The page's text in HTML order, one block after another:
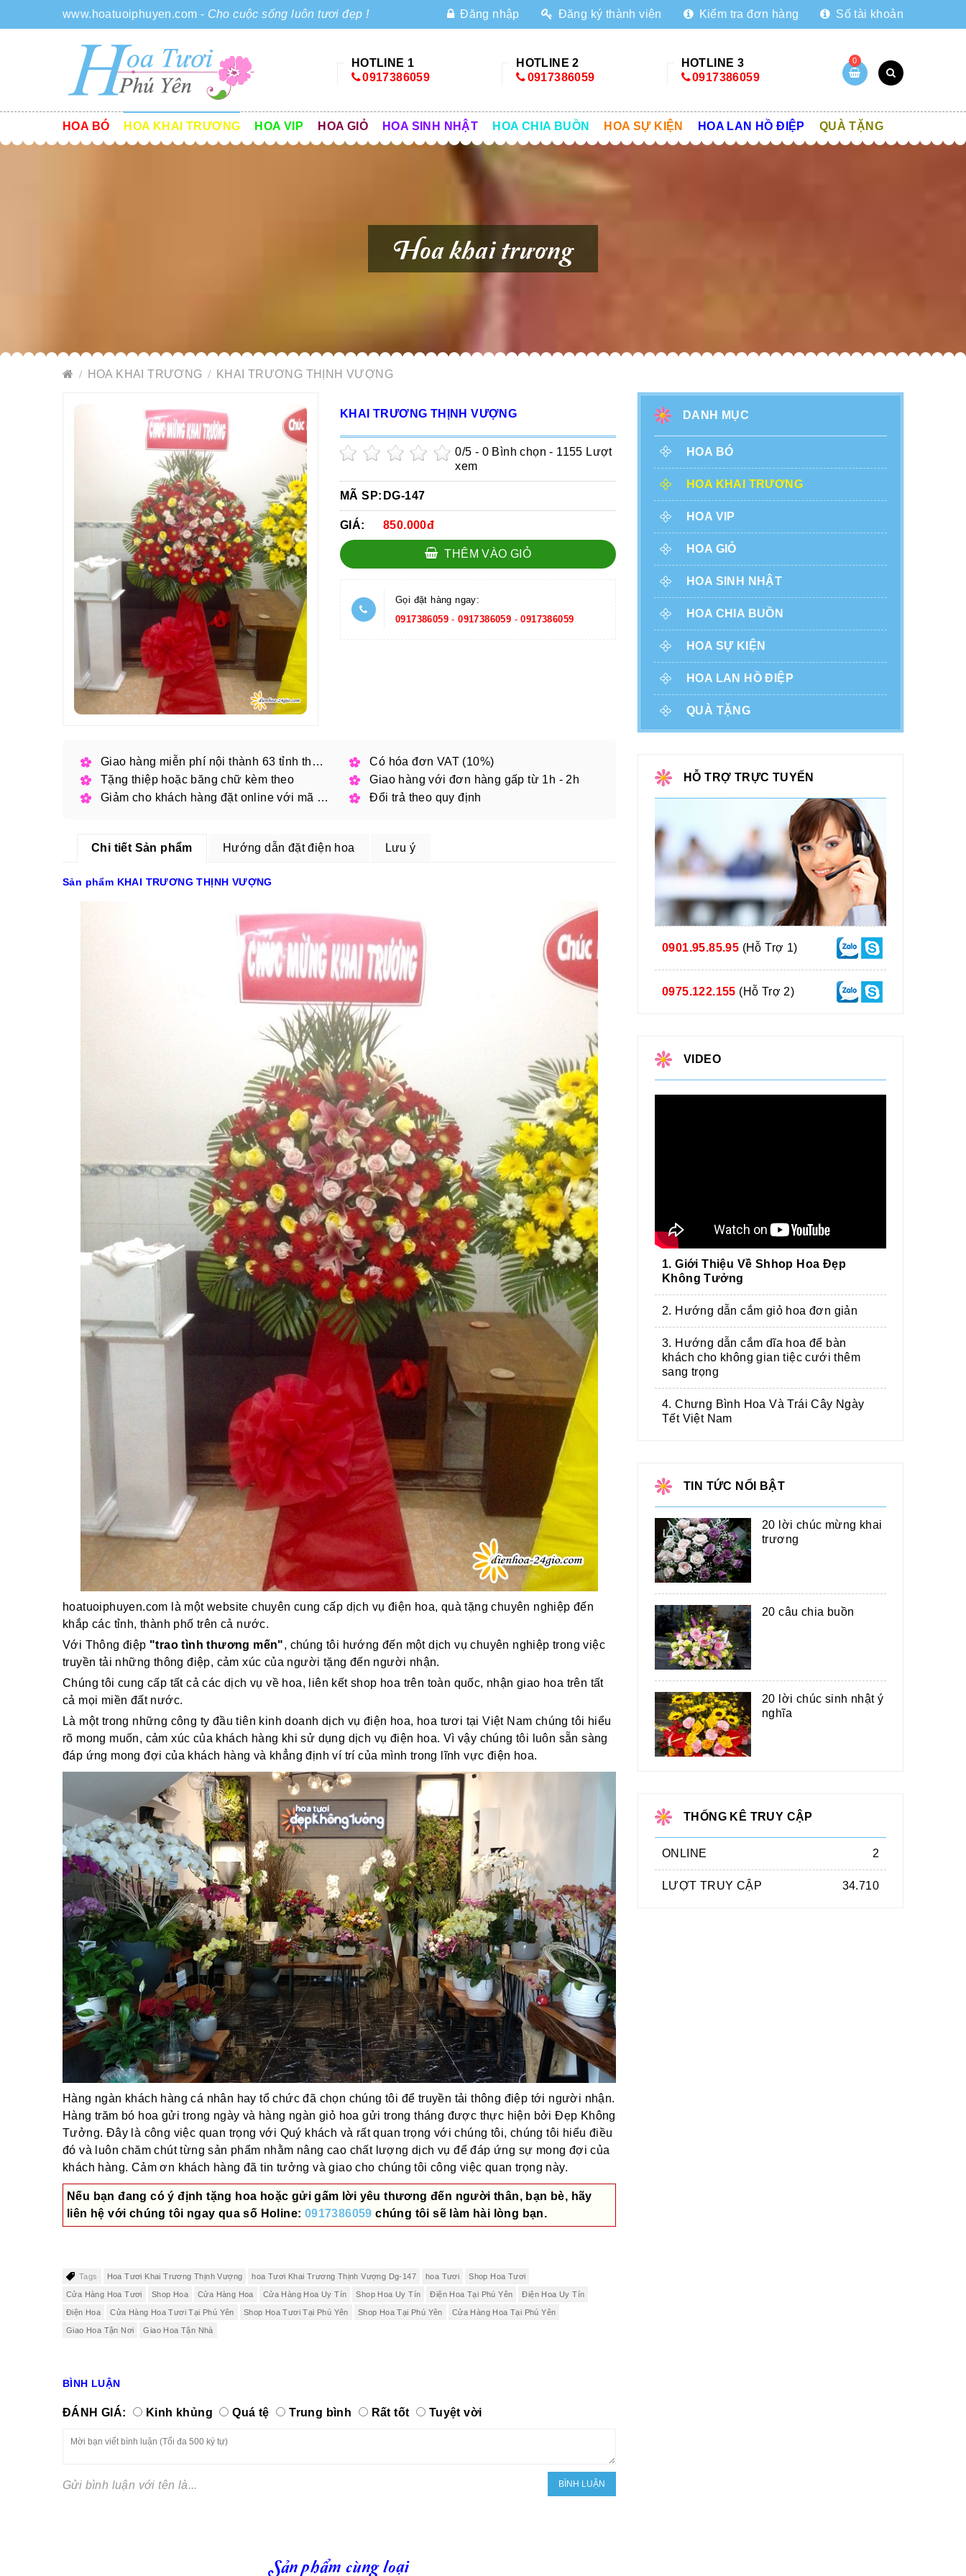
www.hoatuoiphuyen.com - Cho cuộc sống luôn tươi đẹp ! Đăng nhập Đăng ký thành viên Kiểm tra đơn hàng Số tài khoản
HOTLINE 1
0917386059
HOTLINE 2
0917386059
HOTLINE 3
0917386059
0
HOA BÓ HOA KHAI TRƯƠNG HOA VIP HOA GIỎ HOA SINH NHẬT HOA CHIA BUỒN HOA SỰ KIỆN HOA LAN HỒ ĐIỆP QUÀ TẶNG
Hoa khai trương
HOA KHAI TRƯƠNG KHAI TRƯƠNG THỊNH VƯỢNG
KHAI TRƯƠNG THỊNH VƯỢNG
0/5 - 0 Bình chọn - 1155 Lượt
xem
MÃ SP: DG-147
GIÁ: 850.000đ
THÊM VÀO GIỎ
Gọi đặt hàng ngay:
0917386059 -0917386059 -0917386059
Giao hàng miễn phí nội thành 63 tỉnh thành phố
Có hóa đơn VAT (10%)
Tặng thiệp hoặc băng chữ kèm theo
Giao hàng với đơn hàng gấp từ 1h - 2h
Giảm cho khách hàng đặt online với mã giảm giá
Đổi trả theo quy định
Chi tiết Sản phẩm Hướng dẫn đặt điện hoa Lưu ý
Sản phẩm KHAI TRƯƠNG THỊNH VƯỢNG
hoatuoiphuyen.com là một website chuyên cung cấp dịch vụ điện hoa, quà tặng chuyên nghiệp đến
khắp các tỉnh, thành phố trên cả nước.
Với Thông điệp "trao tình thương mến", chúng tôi hướng đến một dịch vụ chuyên nghiệp trong việc
truyền tải những thông điệp, cảm xúc của người tặng đến người nhận.
Chúng tôi cung cấp tất cả các dịch vụ về hoa, liên kết shop hoa trên toàn quốc, nhận giao hoa trên tất
cả mọi miền đất nước.
Là một trong những công ty đầu tiên kinh doanh dịch vụ điện hoa, hoa tươi tại Việt Nam chúng tôi hiểu
rõ mong muốn, cảm xúc của khách hàng khi sử dụng dịch vụ điện hoa. Vì vậy chúng tôi luôn sẵn sàng
đáp ứng mong đợi của khách hàng và khẳng định ví trí của mình trong lĩnh vực điện hoa.
Hàng ngàn khách hàng cá nhân hay tổ chức đã chọn chúng tôi để truyền tải thông điệp tới người nhận.
Hàng trăm bó hoa gửi trong ngày và hàng ngàn giỏ hoa gửi trong tháng được thực hiện bởi Đẹp Không
Tưởng. Đây là công việc quan trọng với Quý khách và rất quan trọng với chúng tôi, chúng tôi hiểu điều
đó và luôn chăm chút từng sản phẩm nhằm nâng cao chất lượng dịch vụ để đáp ứng sự mong đợi của
khách hàng. Cảm ơn khách hàng đã tin tưởng và giao cho chúng tôi công việc quan trọng này.
Nếu bạn đang có ý định tặng hoa hoặc gửi gấm lời yêu thương đến người thân, bạn bè, hãy
liên hệ với chúng tôi ngay qua số Holine: 0917386059 chúng tôi sẽ làm hài lòng bạn.
Tags Hoa Tươi Khai Trương Thịnh Vượng hoa Tươi Khai Trương Thịnh Vượng Dg-147 hoa Tươi Shop Hoa Tươi
Cửa Hàng Hoa Tươi Shop Hoa Cửa Hàng Hoa Cửa Hàng Hoa Uy Tín Shop Hoa Uy Tín Điện Hoa Tại Phú Yên Điện Hoa Uy Tín
Điện Hoa Cửa Hàng Hoa Tươi Tại Phú Yên Shop Hoa Tươi Tại Phú Yên Shop Hoa Tại Phú Yên Cửa Hàng Hoa Tại Phú Yên
Giao Hoa Tận Nơi Giao Hoa Tận Nhà
BÌNH LUẬN
ĐÁNH GIÁ: Kinh khủng Quá tệ Trung bình Rất tốt Tuyệt vời
Gửi bình luận với tên là...
Sản phẩm cùng loại
DANH MỤC
HOA BÓ
HOA KHAI TRƯƠNG
HOA VIP
HOA GIỎ
HOA SINH NHẬT
HOA CHIA BUỒN
HOA SỰ KIỆN
HOA LAN HỒ ĐIỆP
QUÀ TẶNG
HỖ TRỢ TRỰC TUYẾN
0901.95.85.95 (Hỗ Trợ 1)
0975.122.155 (Hỗ Trợ 2)
VIDEO
1. Giới Thiệu Về Shhop Hoa Đẹp
Không Tưởng
2. Hướng dẫn cắm giỏ hoa đơn giản
3. Hướng dẫn cắm dĩa hoa để bàn
khách cho không gian tiệc cưới thêm
sang trọng
4. Chưng Bình Hoa Và Trái Cây Ngày
Tết Việt Nam
TIN TỨC NỔI BẬT
20 lời chúc mừng khai
trương
20 câu chia buồn
20 lời chúc sinh nhật ý
nghĩa
THỐNG KÊ TRUY CẬP
ONLINE 2
LƯỢT TRUY CẬP 34.710